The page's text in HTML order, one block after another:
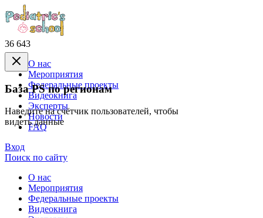
36 643
База PS по регионам
Наведите на счётчик пользователей, чтобы
видеть данные
О нас
Mероприятия
Федеральные проекты
Видеокнига
Эксперты
Новости
FAQ
Вход
Поиск по сайту
О нас
Mероприятия
Федеральные проекты
Видеокнига